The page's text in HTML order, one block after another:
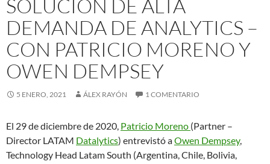
SOLUCIÓN DE ALTA
DEMANDA DE ANALYTICS –
CON PATRICIO MORENO Y
OWEN DEMPSEY
5 ENERO, 2021 ÁLEX RAYÓN 1 COMENTARIO
El 29 de diciembre de 2020, Patricio Moreno (Partner –
Director LATAM Datalytics) entrevistó aOwen Dempsey,
Technology Head Latam South (Argentina, Chile, Bolivia,